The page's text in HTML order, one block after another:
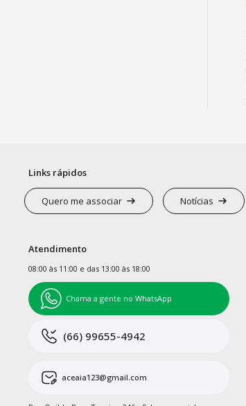
Links rápidos
Quero me associar Notícias
Atendimento
08:00 às 11:00 e das 13:00 às 18:00
Chama a gente no WhatsApp
(66) 99655-4942
aceaia123@gmail.com